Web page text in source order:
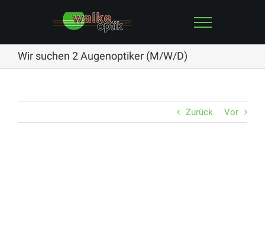
Wir suchen 2 Augenoptiker (M/W/D)
Zurück Vor